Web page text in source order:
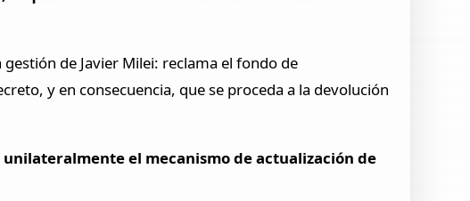
de Javier Milei: reclama el fondo de
y en consecuencia, que se proceda a la devolución
el mecanismo de actualización de